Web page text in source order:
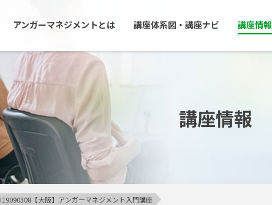
アンガーマネジメントとは 講座体系図・講座ナビ 講座情報
講座情報
I19090308【大阪】アンガーマネジメント入門講座